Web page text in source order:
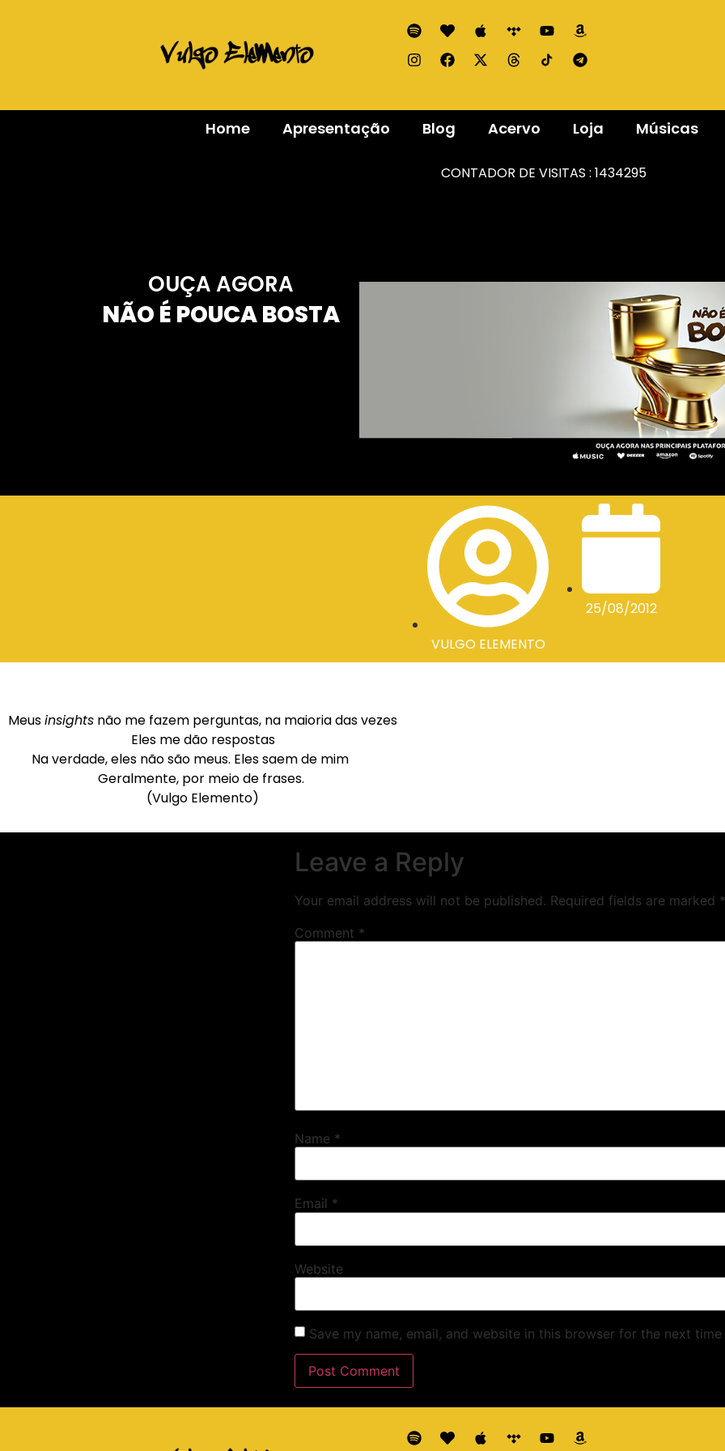
Home Apresentação Blog Acervo Loja Músicas
CONTADOR DE VISITAS : 1434295
OUÇA AGORA
NÃO É POUCA BOSTA
VULGO ELEMENTO
25/08/2012
Meusinsights não me fazem perguntas, na maioria das vezes
Eles me dão respostas
Na verdade, eles não são meus. Eles saem de mim
Geralmente, por meio de frases.
(Vulgo Elemento)
Leave a Reply
Your email address will not be published. Required fields are marked *
Comment *
Name *
Email *
Website
Save my name, email, and website in this browser for the next